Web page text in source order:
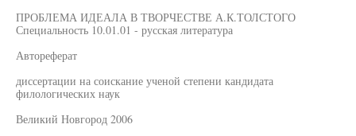
ПРОБЛЕМА ИДЕАЛА В ТВОРЧЕСТВЕ А.К.ТОЛСТОГО
Специальность 10.01.01 - русская литература
Автореферат
диссертации на соискание ученой степени кандидата
филологических наук
Великий Новгород 2006